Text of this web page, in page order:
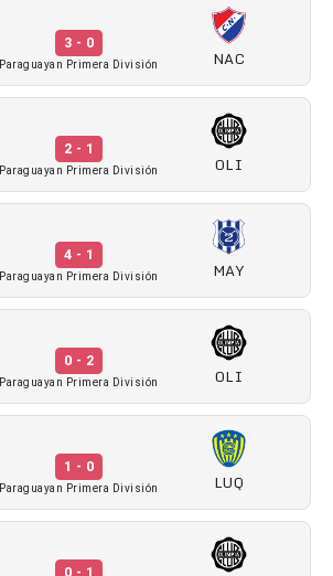
3 - 0
Paraguayan Primera División NAC
2 - 1
Paraguayan Primera División OLI
4 - 1
Paraguayan Primera División MAY
0 - 2
Paraguayan Primera División OLI
1 - 0
Paraguayan Primera División LUQ
0 - 1